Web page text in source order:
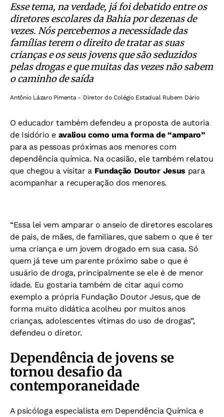
Esse tema, na verdade, já foi debatido entre os
diretores escolares da Bahia por dezenas de
vezes. Nós percebemos a necessidade das
famílias terem o direito de tratar as suas
crianças e os seus jovens que são seduzidos
pelas drogas e que muitas das vezes não sabem
o caminho de saída
Antônio Lázaro Pimenta - Diretor do Colégio Estadual Rubem Dário
O educador também defendeu a proposta de autoria
de Isidório e avaliou como uma forma de “amparo”
para as pessoas próximas aos menores com
dependência química. Na ocasião, ele também relatou
que chegou a visitar a Fundação Doutor Jesus para
acompanhar a recuperação dos menores.
“Essa lei vem amparar o anseio de diretores escolares
de pais, de mães, de familiares, que sabem o que é ter
uma criança e um jovem drogado em sua casa. Só
quem já teve um parente próximo sabe o que é
usuário de droga, principalmente se ele é de menor
idade. Eu gostaria também de citar aqui como
exemplo a própria Fundação Doutor Jesus, que de
forma muito didática acolheu por muitos anos
crianças, adolescentes vítimas do uso de drogas”,
defendeu o diretor.
Dependência de jovens se
tornou desafio da
contemporaneidade
A psicóloga especialista em Dependência Química e